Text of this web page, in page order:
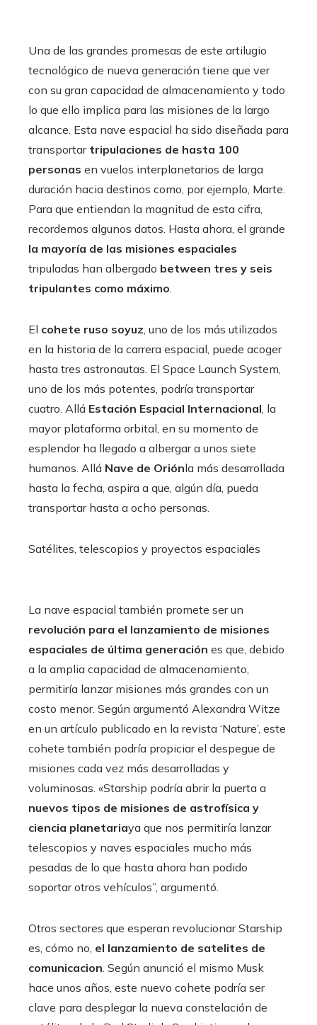
Una de las grandes promesas de este artilugio
tecnológico de nueva generación tiene que ver
con su gran capacidad de almacenamiento y todo
lo que ello implica para las misiones de la largo
alcance. Esta nave espacial ha sido diseñada para
transportar tripulaciones de hasta 100
personas en vuelos interplanetarios de larga
duración hacia destinos como, por ejemplo, Marte.
Para que entiendan la magnitud de esta cifra,
recordemos algunos datos. Hasta ahora, el grande
la mayoría de las misiones espaciales
tripuladas han albergado between tres y seis
tripulantes como máximo
El cohete ruso soyuz , uno de los más utilizados
en la historia de la carrera espacial, puede acoger
hasta tres astronautas. El Space Launch System,
uno de los más potentes, podría transportar
cuatro. Allá Estación Espacial Internacional , la
mayor plataforma orbital, en su momento de
esplendor ha llegado a albergar a unos siete
humanos. Allá Nave de Oriónla más desarrollada
hasta la fecha, aspira a que, algún día, pueda
transportar hasta a ocho personas.
Satélites, telescopios y proyectos espaciales
La nave espacial también promete ser un
revolución para el lanzamiento de misiones
espaciales de última generación es que, debido
a la amplia capacidad de almacenamiento,
permitiría lanzar misiones más grandes con un
costo menor. Según argumentó Alexandra Witze
en un artículo publicado en la revista ‘Nature’, este
cohete también podría propiciar el despegue de
misiones cada vez más desarrolladas y
voluminosas. «Starship podría abrir la puerta a
nuevos tipos de misiones de astrofísica y
ciencia planetariaya que nos permitiría lanzar
telescopios y naves espaciales mucho más
pesadas de lo que hasta ahora han podido
soportar otros vehículos”, argumentó.
Otros sectores que esperan revolucionar Starship
es, cómo no, el lanzamiento de satelites de
comunicacion . Según anunció el mismo Musk
hace unos años, este nuevo cohete podría ser
clave para desplegar la nueva constelación de